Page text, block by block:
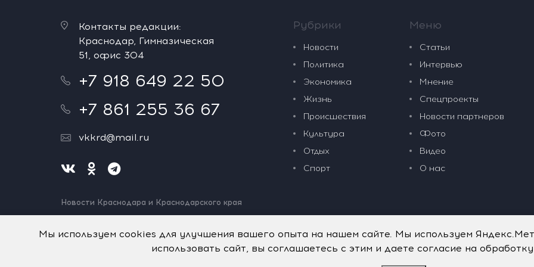
Контакты редакции:
Краснодар, Гимназическая
51, офис 304
+7 918 649 22 50
+7 861 255 36 67
vkkrd@mail.ru
Новости Краснодара и Краснодарского края
Нашли ошибку? Выделите и нажмите Ctrl+Enter.
Рубрики
Новости
Политика
Экономика
Жизнь
Происшествия
Культура
Отдых
Спорт
Меню
Статьи
Интервью
Мнение
Спецпроекты
Новости партнеров
Фото
Видео
О нас
Мы используем cookies для улучшения вашего опыта на нашем сайте. Мы используем
использовать сайт, вы соглашаетесь с этим и даете согласие на